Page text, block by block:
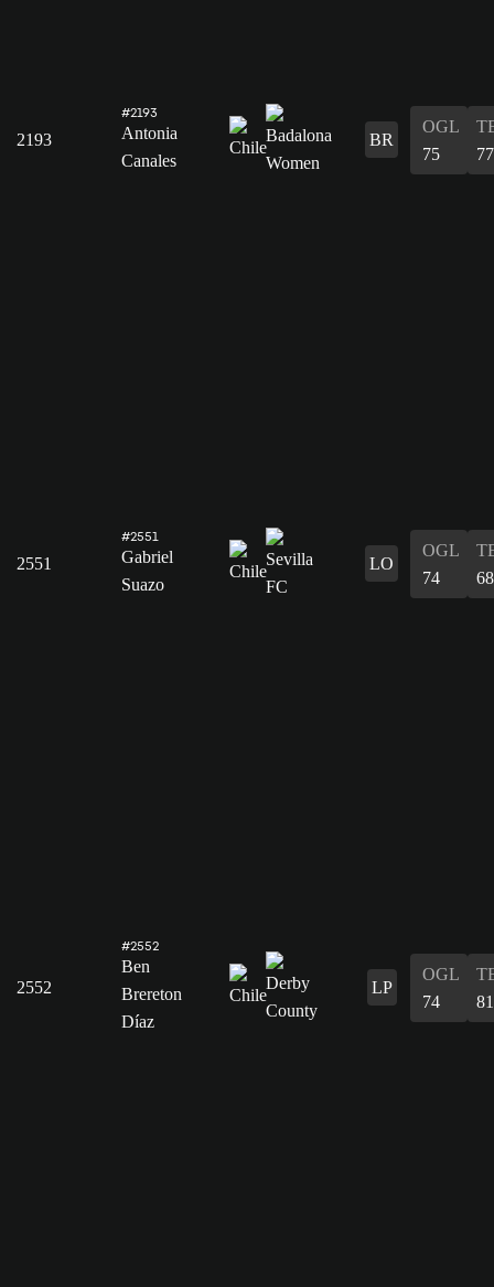
2193
#2193
Antonia
Canales
BR
OGL
75
77
2551
#2551
Gabriel
Suazo
LO
OGL
74
68
2552
#2552
Ben
Brereton
Díaz
LP
OGL
74
81